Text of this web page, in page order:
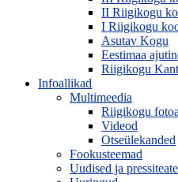
II Riigikogu
I Riigikogu
Asutav Kogu
Eestimaa
Riigikogu
Infoallikad
Multimeedia
Riigikogu
Videod
Otseülekanded
Fookusteemad
Uudised ja